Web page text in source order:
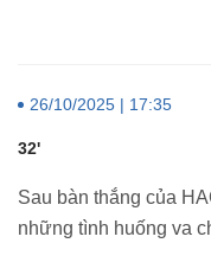
26/10/2025 | 17:35
32'
Sau bàn thắng của
những tình huống va